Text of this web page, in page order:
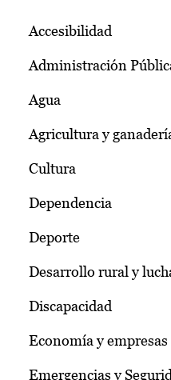
Accesibilidad
Administración
Agua
Agricultura y
Cultura
Dependencia
Deporte
Desarrollo rural y
Discapacidad
Economía y empresas
Emergencias y